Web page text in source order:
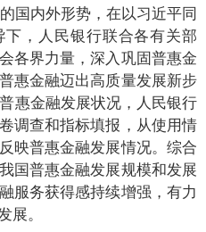
国内外形势，在以习近平同
，人民银行联合各有关部
各界力量，深入巩固普惠金
惠金融迈出高质量发展新步
惠金融发展状况，人民银行
调查和指标填报，从使用情
映普惠金融发展情况。综合
国普惠金融发展规模和发展
服务获得感持续增强，有力
。